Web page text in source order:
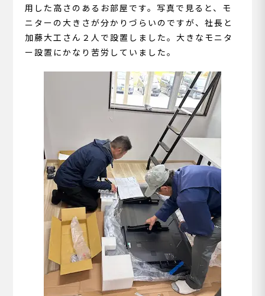
用した高さのあるお部屋です。写真で見ると、モ
ニターの大きさが分かりづらいのですが、社長と
加藤大工さん２人で設置しました。大きなモニタ
ー設置にかなり苦労していました。